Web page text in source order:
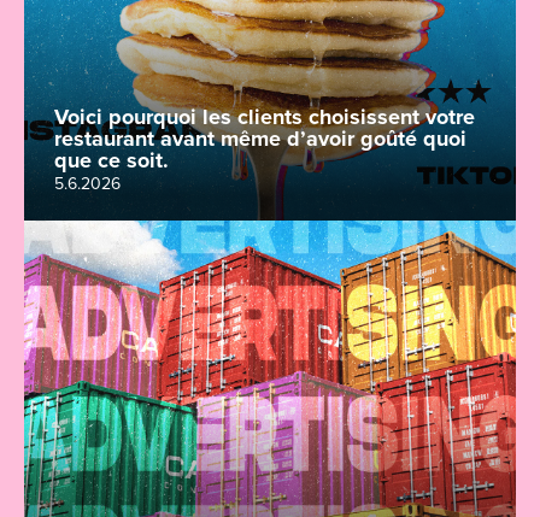
Voici pourquoi les clients choisissent votre
restaurant avant même d’avoir goûté quoi
que ce soit.
5.6.2026